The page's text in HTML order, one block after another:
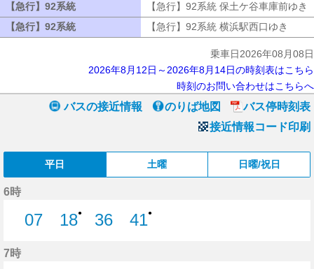
【急行】92系統
【急行】92系統 保土ケ谷車庫前ゆき
【急行】92系統
【急行】92系統 横浜駅西口ゆき
乗車日2026年08月08日
2026年8月12日～2026年8月14日の時刻表はこちら
時刻のお問い合わせはこちらへ
バスの接近情報 のりば地図
バス停時刻表
接近情報コード印刷
平日 土曜 日曜/祝日
6時
07
18●
36
41●
7時